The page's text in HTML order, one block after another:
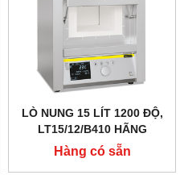
LÒ NUNG 15 LÍT 1200 ĐỘ,
LT15/12/B410 HÃNG
NABERTHERM - ĐỨC
Hàng có sẵn